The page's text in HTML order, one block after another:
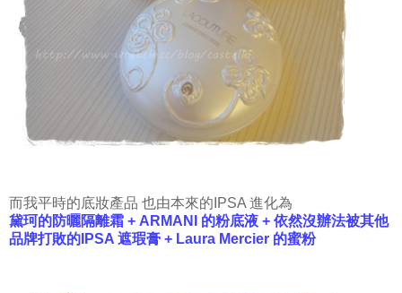
而我平時的底妝產品 也由本來的IPSA 進化為
黛珂的防曬隔離霜 + ARMANI 的粉底液 + 依然沒辦法被其他
品牌打敗的IPSA 遮瑕膏 + Laura Mercier 的蜜粉